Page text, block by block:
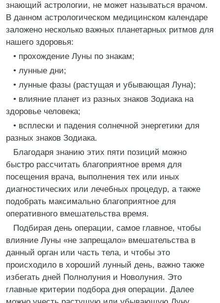
знающий астрологии, не может называться врачом.
В данном астрологическом медицинском календаре
заложено несколько важных планетарных ритмов для
нашего здоровья:
• прохождение Луны по знакам;
• лунные дни;
• лунные фазы (растущая и убывающая Луна);
• влияние планет из разных знаков Зодиака на
здоровье человека;
• всплески и падения солнечной энергетики для
разных знаков Зодиака.
Благодаря знанию этих пяти позиций можно
быстро рассчитать благоприятное время для
посещения врача, выполнения тех или иных
диагностических или лечебных процедур, а также
подобрать максимально благоприятное для
оперативного вмешательства время.
Подбирая день операции, самое главное, чтобы
влияние Луны «не запрещало» вмешательства в
данный орган или часть тела, и чтобы это
происходило в хороший лунный день, важно также
избегать дней Полнолуния и Новолуния. Это
главные критерии подбора дня операции. Далее